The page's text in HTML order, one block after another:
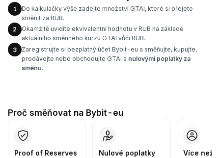
1
Do kalkulačky výše zadejte množství GTAI, které si přejete
směnit za RUB.
2
Okamžitě uvidíte ekvivalentní hodnotu v RUB na základě
aktuálního směnného kurzu GTAI vůči RUB.
3
Zaregistrujte si bezplatný účet Bybit-eu a směňujte, kupujte,
prodávejte nebo obchodujte GTAI s nulovými poplatky za
směnu.
Proč směňovat na Bybit-eu
Proof of Reserves
Nulové poplatky
Více než